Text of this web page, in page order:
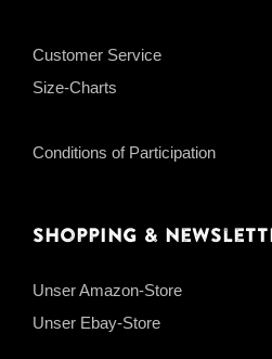
Customer Service
Size-Charts
Conditions of Participation
Shopping &
Unser Amazon-Store
Unser Ebay-Store